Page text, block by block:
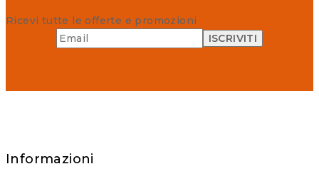
Ricevi tutte le offerte e promozioni
Informazioni